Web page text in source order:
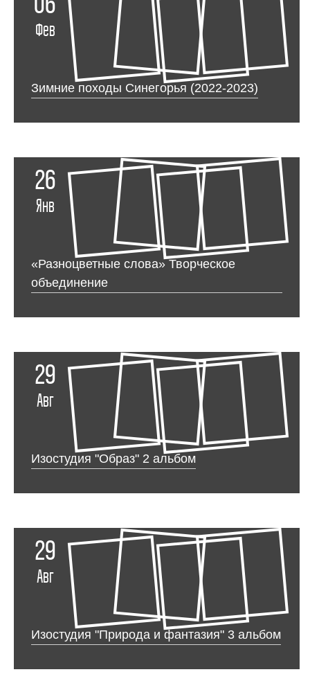
06
Фев
Зимние походы Синегорья (2022-2023)
26
Янв
«Разноцветные слова» Творческое
объединение
29
Авг
Изостудия "Образ" 2 альбом
29
Авг
Изостудия "Природа и фантазия" 3 альбом